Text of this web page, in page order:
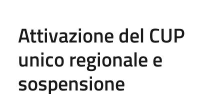
Attivazione del CUP
unico regionale e
sospensione